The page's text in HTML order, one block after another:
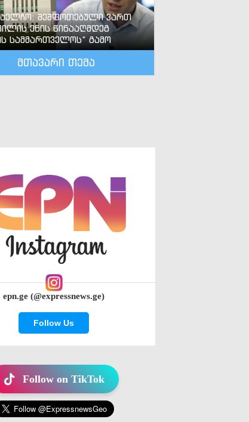
შეშფოთებული ვართ
ენის წინააღმდეგ
სამმართველოს“ გამო
მთავარი თემა
epn.ge (@expressnews.ge)
Follow Us
Follow on TikTok